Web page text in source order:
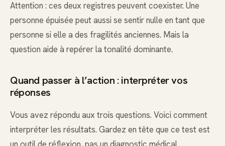
Attention : ces deux registres peuvent coexister. Une
personne épuisée peut aussi se sentir nulle en tant que
personne si elle a des fragilités anciennes. Mais la
question aide à repérer la tonalité dominante.
Quand passer à l’action : interpréter vos
réponses
Vous avez répondu aux trois questions. Voici comment
interpréter les résultats. Gardez en tête que ce test est